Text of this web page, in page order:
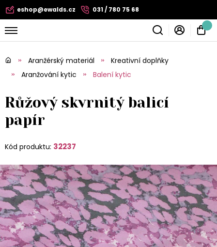
eshop@ewalds.cz 031 / 780 75 68
Aranžérský materiál
Kreativní doplňky
Aranžování kytic
Balení kytic
Růžový skvrnitý balicí
papír
Kód produktu: 32237